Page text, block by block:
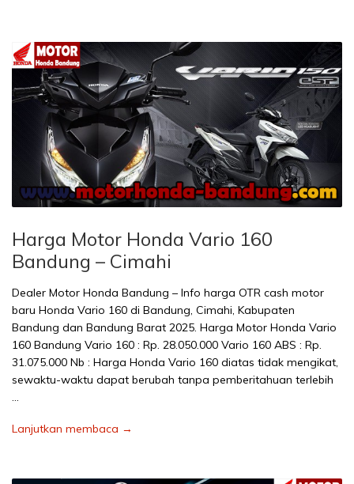
Harga Motor Honda Vario 160
Bandung – Cimahi
Dealer Motor Honda Bandung – Info harga OTR cash motor
baru Honda Vario 160 di Bandung, Cimahi, Kabupaten
Bandung dan Bandung Barat 2025. Harga Motor Honda Vario
160 Bandung Vario 160 : Rp. 28.050.000 Vario 160 ABS : Rp.
31.075.000 Nb : Harga Honda Vario 160 diatas tidak mengikat,
sewaktu-waktu dapat berubah tanpa pemberitahuan terlebih
…
Lanjutkan membaca →